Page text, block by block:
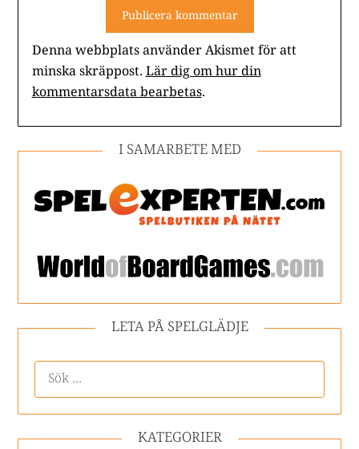
Denna webbplats använder Akismet för att
minska skräppost.Lär dig om hur din
kommentarsdata bearbetas.
I SAMARBETE MED
LETA PÅ SPELGLÄDJE
KATEGORIER